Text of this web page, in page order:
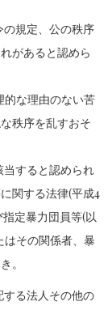
の規定、公の秩序
があると認めら
的な理由のない苦
秩序を乱すおそ
当すると認められ
関する法律(平成4
定暴力団員等(以
その関係者、暴
。
する法人その他の